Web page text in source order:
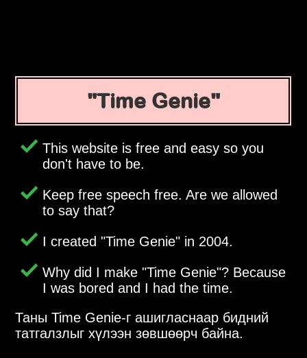
Time Genie
This website is free and easy so you
don't have to be.
Keep free speech free. Are we allowed
to say that?
I created Time Genie in 2004.
Why did I make Time Genie ? Because
I was bored and I had the time.
Таны Time Genie-г ашигласнаар бидний
татгалзлыг хүлээн зөвшөөрч байна.